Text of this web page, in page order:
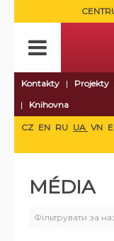
Kontakty Projekty
Knihovna
CZ EN RU UA VN
MÉDIA
Фільтрувати за